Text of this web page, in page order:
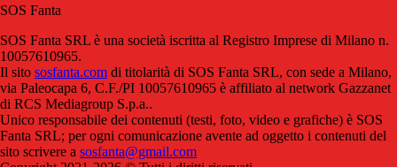
SOS Fanta
SOS Fanta SRL è una società iscritta al Registro Imprese di Milano n.
10057610965.
Il sito sosfanta.com di titolarità di SOS Fanta SRL, con sede a Milano,
via Paleocapa 6, C.F./PI 10057610965 è affiliato al network Gazzanet
di RCS Mediagroup S.p.a..
Unico responsabile dei contenuti (testi, foto, video e grafiche) è SOS
Fanta SRL; per ogni comunicazione avente ad oggetto i contenuti del
sito scrivere a sosfanta@gmail.com